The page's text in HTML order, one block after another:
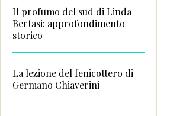
Il profumo del sud di Linda
Bertasi: approfondimento
storico
La lezione del fenicottero di
Germano Chiaverini